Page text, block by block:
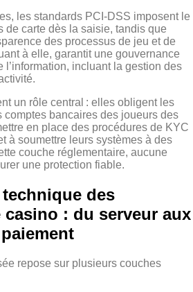
les standards PCI‑DSS imposent le
de carte dès la saisie, tandis que
des processus de jeu et de
à elle, garantit une gouvernance
l’information, incluant la gestion des
un rôle central : elles obligent les
comptes bancaires des joueurs des
en place des procédures de KYC
à soumettre leurs systèmes à des
couche réglementaire, aucune
une protection fiable.
des
casino : du serveur aux
repose sur plusieurs couches